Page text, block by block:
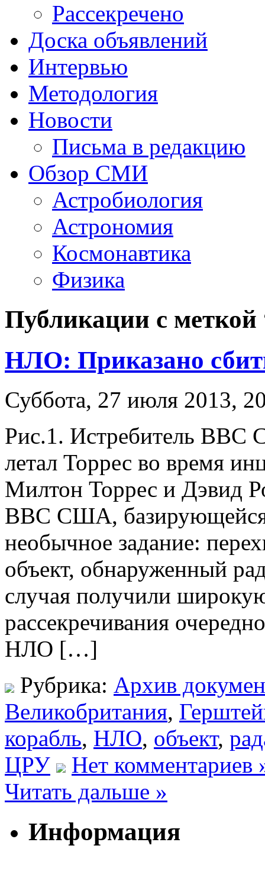
Рассекречено
Доска объявлений
Интервью
Методология
Новости
Письма в редакцию
Обзор СМИ
Астробиология
Астрономия
Космонавтика
Физика
Публикации с меткой
НЛО: Приказано
Суббота, 27 июля 2013,
Рис.1. Истребитель ВВС
летал Торрес во время
Милтон Торрес и Дэвид
ВВС США, базирующейся
необычное задание:
объект, обнаруженный
случая получили
рассекречивания
НЛО […]
Рубрика: Архив
Великобритания,
корабль, НЛО, объект,
ЦРУ
Нет комментариев
Читать дальше »
Информация